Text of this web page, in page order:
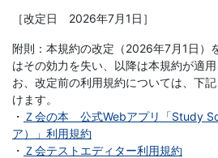
［改定日 2026年7月1日］
附則：本規約の改定（2026年7月1日）
はその効力を失い、以降は本規約が適
お、改定前の利用規約については、下
けます。
・ Ｚ会の本 公式Webアプリ「Study
ア）」利用規約
・ Ｚ会テストエディター利用規約